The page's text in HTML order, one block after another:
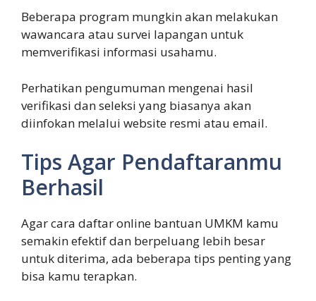
Beberapa program mungkin akan melakukan
wawancara atau survei lapangan untuk
memverifikasi informasi usahamu.
Perhatikan pengumuman mengenai hasil
verifikasi dan seleksi yang biasanya akan
diinfokan melalui website resmi atau email.
Tips Agar Pendaftaranmu
Berhasil
Agar cara daftar online bantuan UMKM kamu
semakin efektif dan berpeluang lebih besar
untuk diterima, ada beberapa tips penting yang
bisa kamu terapkan.